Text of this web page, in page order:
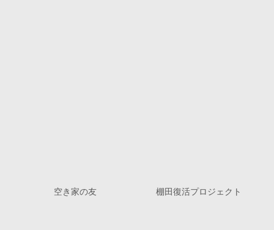
空き家の友 棚田復活プロジェクト